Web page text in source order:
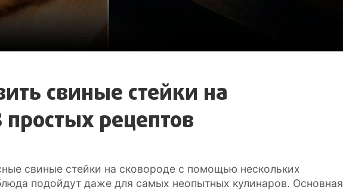
свиные стейки на
рецептов
свиные стейки на сковороде с помощью нескольких
подойдут даже для самых неопытных кулинаров. Основная